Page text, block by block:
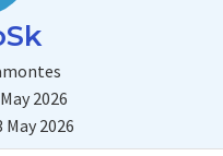
2026
May 2026